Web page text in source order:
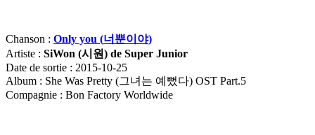
Chanson : Only you (너뿐이야)
Artiste : SiWon (시원) de Super Junior
Date de sortie : 2015-10-25
Album : She Was Pretty (그녀는 예뻤다) OST Part.5
Compagnie : Bon Factory Worldwide